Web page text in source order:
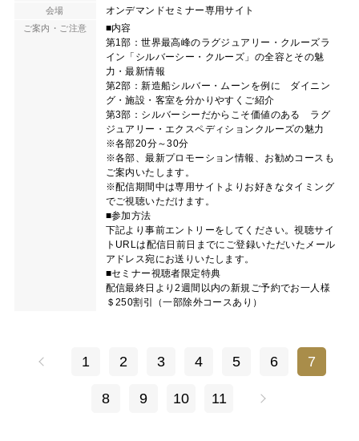
会場 オンデマンドセミナー専用サイト
ご案内・ご注意
■内容
第1部：世界最高峰のラグジュアリー・クルーズラ
イン「シルバーシー・クルーズ」の全容とその魅
力・最新情報
第2部：新造船シルバー・ムーンを例に ダイニン
グ・施設・客室を分かりやすくご紹介
第3部：シルバーシーだからこそ価値のある ラグ
ジュアリー・エクスペディションクルーズの魅力
※各部20分～30分
※各部、最新プロモーション情報、お勧めコースも
ご案内いたします。
※配信期間中は専用サイトよりお好きなタイミング
でご視聴いただけます。
■参加方法
下記より事前エントリーをしてください。視聴サイ
トURLは配信日前日までにご登録いただいたメール
アドレス宛にお送りいたします。
■セミナー視聴者限定特典
配信最終日より2週間以内の新規ご予約でお一人様
＄250割引（一部除外コースあり）
1 2 3 4 5 6 7
8 9 10 11